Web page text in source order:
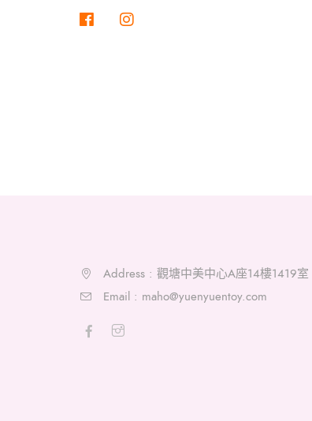
Address : 觀塘中美中心A座14樓1419室
Email : maho@yuenyuentoy.com